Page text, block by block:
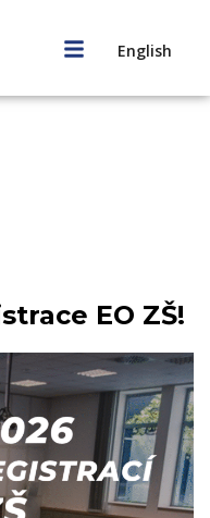
English
EO ZŠ!